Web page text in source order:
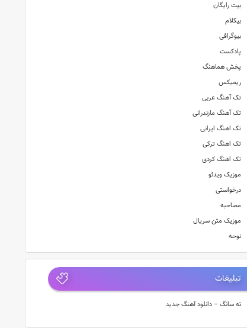
بیت رایگان
بیکلام
بیوگرافی
پادکست
پخش هماهنگ
ریمیکس
تک آهنگ عربی
تک آهنگ مازندرانی
تک اهنگ ایرانی
تک اهنگ ترکی
تک اهنگ کردی
موزیک ویدئو
درخواستی
مصاحبه
موزیک متن سریال
نوحه
تبلیغات
ته سانگ – دانلود آهنگ جدید